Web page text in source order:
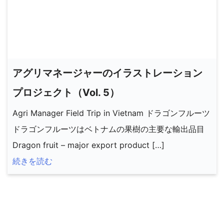
アグリマネージャーのイラストレーション
プロジェクト（Vol. 5）
Agri Manager Field Trip in Vietnam ドラゴンフルーツ
ドラゴンフルーツはベトナムの果樹の主要な輸出品目
Dragon fruit – major export product […]
続きを読む